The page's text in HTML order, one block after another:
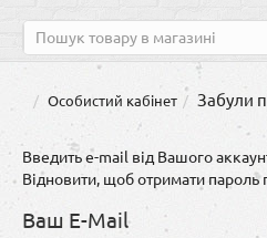
Особистий кабінет Забули
Введить e-mail від Вашого
Відновити, щоб отримати пароль
Ваш E-Mail